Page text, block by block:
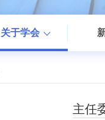
关于学会
主任